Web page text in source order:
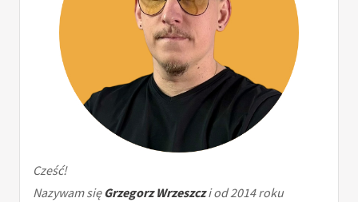
Cześć!
Nazywam sięGrzegorz Wrzeszczi od 2014 roku